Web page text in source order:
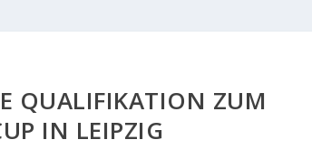
QUALIFIKATION ZUM
IN LEIPZIG